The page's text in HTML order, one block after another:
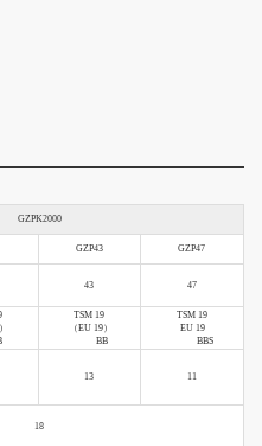
GZPK2000
GZP43 GZP47
43 47
TSM 19
（EU 19）
BB
TSM 19
EU 19
BBS
13 11
18